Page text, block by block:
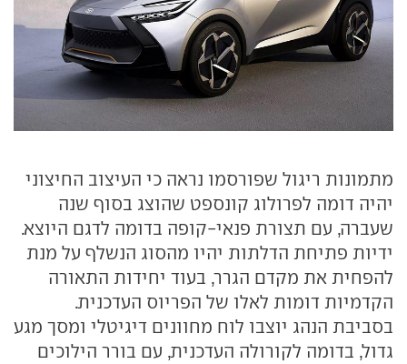
מתמונות ריגול שפורסמו נראה כי העיצוב החיצוני
יהיה דומה לפרולוג קונספט שהוצג בסוף שנה
שעברה, עם תצורת פנאי-קופה בדומה לדגם היוצא.
ידיות פתיחת הדלתות יהיו מהסוג הנשלף על מנת
להפחית את מקדם הגרר, בעוד יחידות התאורה
הקדמיות דומות לאלו של הפריוס העדכנית.
בסביבת הנהג יוצבו לוח מחוונים דיגיטלי ומסך מגע
גדול, בדומה לקורולה העדכנית, עם בורר הילוכים